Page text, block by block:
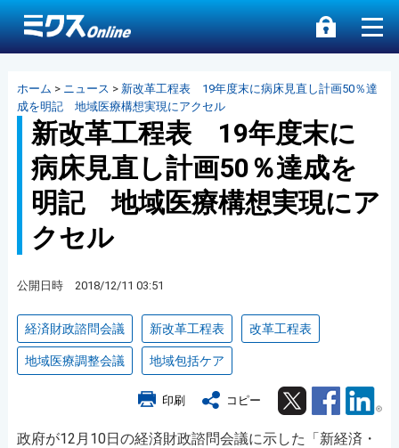
ホーム > ニュース > 新改革工程表 19年度末に病床見直し計画50％達
成を明記 地域医療構想実現にアクセル
新改革工程表 19年度末に
病床見直し計画50％達成を
明記 地域医療構想実現にア
クセル
公開日時 2018/12/11 03:51
経済財政諮問会議 新改革工程表 改革工程表
地域医療調整会議 地域包括ケア
印刷 コピー Twitter Facebook
政府が12月10日の経済財政諮問会議に示した「新経済・